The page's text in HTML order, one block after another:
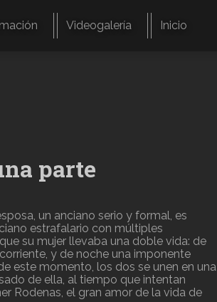
Videogalería Inicio
parte
un anciano serio y formal, es
estrafalario con múltiples
su mujer llevaba una doble vida: de
y de noche una imponente
este momento, los dos se unen en una
de ella, al tiempo que intentan
Rodenas, el gran amor de la vida de